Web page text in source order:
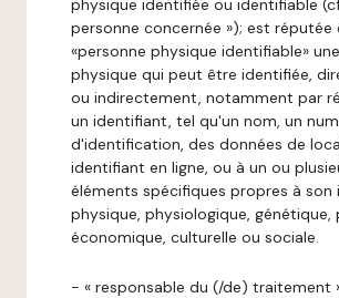
physique identifiée ou identifiable
personne concernée »); est réputée
«personne physique identifiable»
physique qui peut être identifiée,
ou indirectement, notamment par
un identifiant, tel qu'un nom, un
d'identification, des données de
identifiant en ligne, ou à un ou
éléments spécifiques propres à son
physique, physiologique, génétique,
économique, culturelle ou sociale.
- « responsable du (/de) traitement